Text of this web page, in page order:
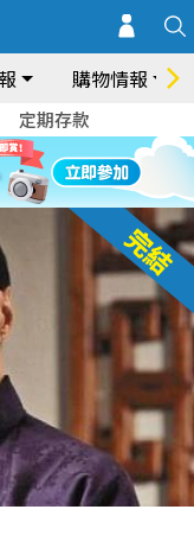
購物情報
定期存款